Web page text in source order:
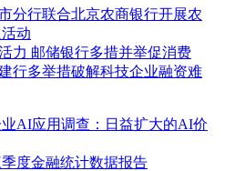
分行联合北京农商银行开展农
动
力 邮储银行多措并举促消费
行多举措破解科技企业融资难
AI应用调查：日益扩大的AI价
度金融统计数据报告